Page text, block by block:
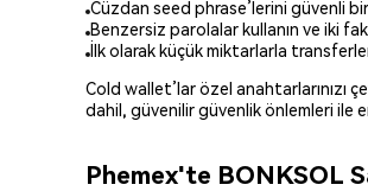
Cüzdan seed phrase’lerini güvenli
Benzersiz parolalar kullanın ve iki
İlk olarak küçük miktarlarla
Cold wallet’lar özel anahtarlarınızı
dahil, güvenilir güvenlik önlemleri ile
Phemex'te BONKSOL